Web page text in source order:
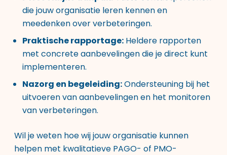
die jouw organisatie leren kennen en
meedenken over verbeteringen.
Praktische rapportage: Heldere rapporten
met concrete aanbevelingen die je direct kunt
implementeren.
Nazorg en begeleiding:Ondersteuning bij het
uitvoeren van aanbevelingen en het monitoren
van verbeteringen.
Wil je weten hoe wij jouw organisatie kunnen
helpen met kwalitatieve PAGO- of PMO-